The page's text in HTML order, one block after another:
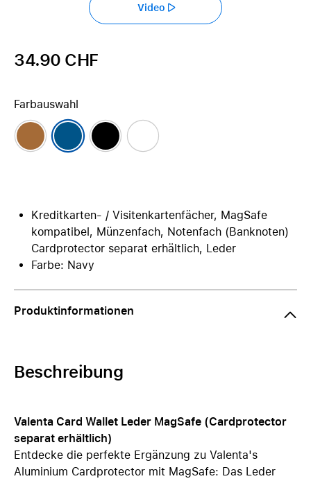
Video
34.90 CHF
Farbauswahl
Kreditkarten- / Visitenkartenfächer, MagSafe
kompatibel, Münzenfach, Notenfach (Banknoten)
Cardprotector separat erhältlich, Leder
Farbe: Navy
Produktinformationen
Beschreibung
Valenta Card Wallet Leder MagSafe (Cardprotector
separat erhältlich)
Entdecke die perfekte Ergänzung zu Valenta's
Aluminium Cardprotector mit MagSafe: Das Leder